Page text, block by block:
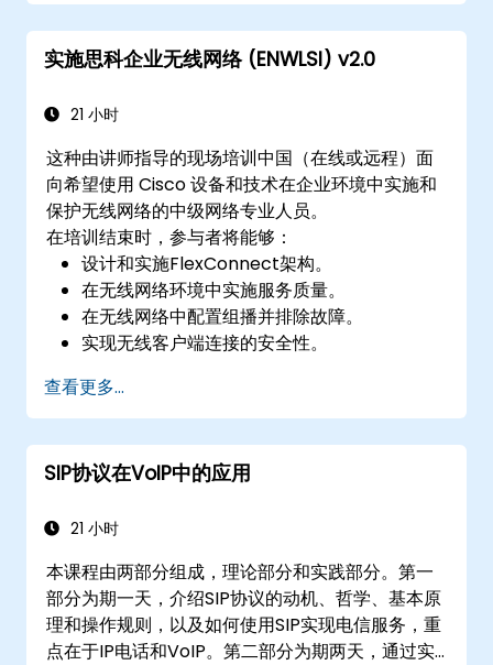
实施思科企业无线网络 (ENWLSI) v2.0
21 小时
这种由讲师指导的现场培训中国（在线或远程）面
向希望使用 Cisco 设备和技术在企业环境中实施和
保护无线网络的中级网络专业人员。
在培训结束时，参与者将能够：
设计和实施FlexConnect架构。
在无线网络环境中实施服务质量。
在无线网络中配置组播并排除故障。
实现无线客户端连接的安全性。
查看更多...
SIP协议在VoIP中的应用
21 小时
本课程由两部分组成，理论部分和实践部分。第一
部分为期一天，介绍SIP协议的动机、哲学、基本原
理和操作规则，以及如何使用SIP实现电信服务，重
点在于IP电话和VoIP。第二部分为期两天，通过实